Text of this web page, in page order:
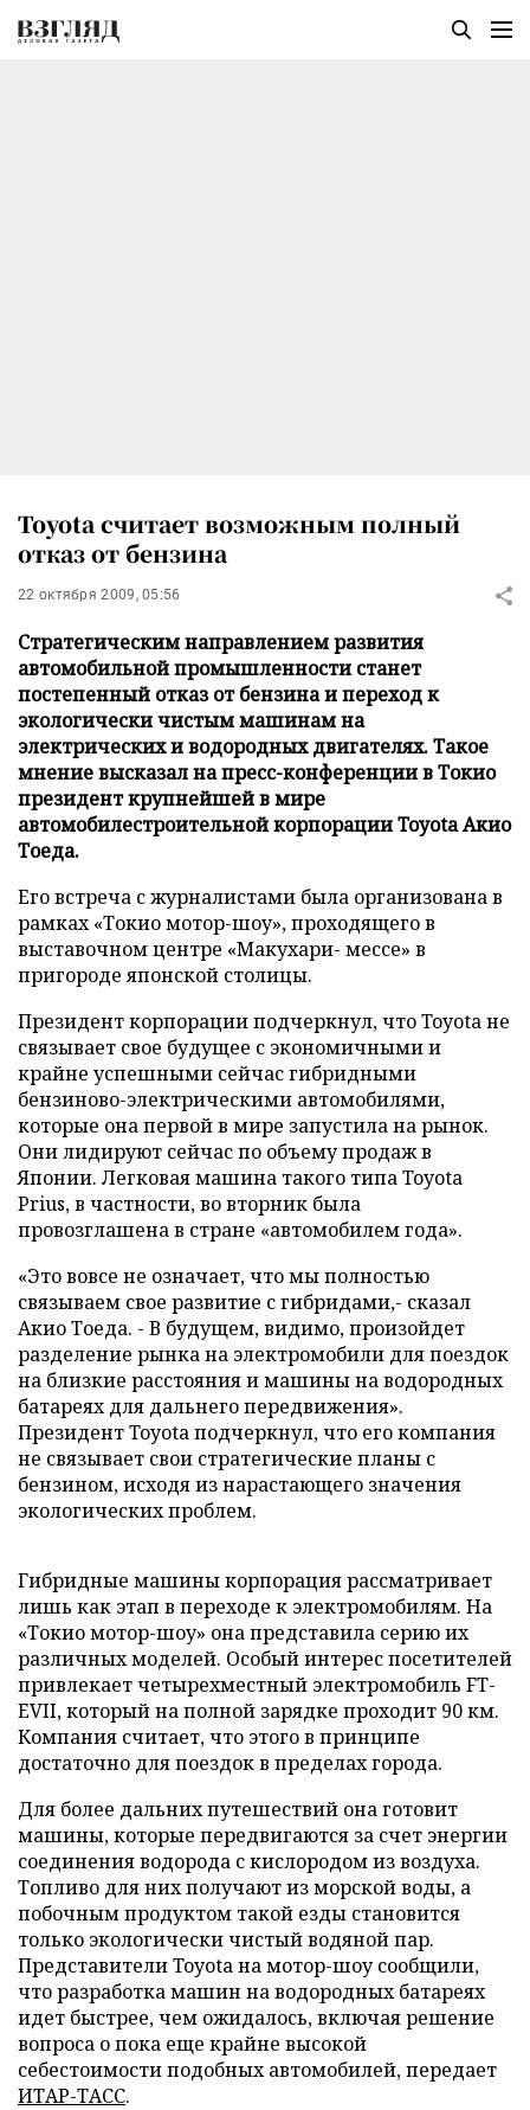
Toyota считает возможным полный
отказ от бензина
22 октября 2009, 05:56
Стратегическим направлением развития
автомобильной промышленности станет
постепенный отказ от бензина и переход к
экологически чистым машинам на
электрических и водородных двигателях. Такое
мнение высказал на пресс-конференции в Токио
президент крупнейшей в мире
автомобилестроительной корпорации Toyota Акио
Тоеда.
Его встреча с журналистами была организована в
рамках «Токио мотор-шоу», проходящего в
выставочном центре «Макухари- мессе» в
пригороде японской столицы.
Президент корпорации подчеркнул, что Toyota не
связывает свое будущее с экономичными и
крайне успешными сейчас гибридными
бензиново-электрическими автомобилями,
которые она первой в мире запустила на рынок.
Они лидируют сейчас по объему продаж в
Японии. Легковая машина такого типа Toyota
Prius, в частности, во вторник была
провозглашена в стране «автомобилем года».
«Это вовсе не означает, что мы полностью
связываем свое развитие с гибридами,- сказал
Акио Тоеда. - В будущем, видимо, произойдет
разделение рынка на электромобили для поездок
на близкие расстояния и машины на водородных
батареях для дальнего передвижения».
Президент Toyota подчеркнул, что его компания
не связывает свои стратегические планы с
бензином, исходя из нарастающего значения
экологических проблем.
Гибридные машины корпорация рассматривает
лишь как этап в переходе к электромобилям. На
«Токио мотор-шоу» она представила серию их
различных моделей. Особый интерес посетителей
привлекает четырехместный электромобиль FT-
EVII, который на полной зарядке проходит 90 км.
Компания считает, что этого в принципе
достаточно для поездок в пределах города.
Для более дальних путешествий она готовит
машины, которые передвигаются за счет энергии
соединения водорода с кислородом из воздуха.
Топливо для них получают из морской воды, а
побочным продуктом такой езды становится
только экологически чистый водяной пар.
Представители Toyota на мотор-шоу сообщили,
что разработка машин на водородных батареях
идет быстрее, чем ожидалось, включая решение
вопроса о пока еще крайне высокой
себестоимости подобных автомобилей, передает
ИТАР-ТАСС.